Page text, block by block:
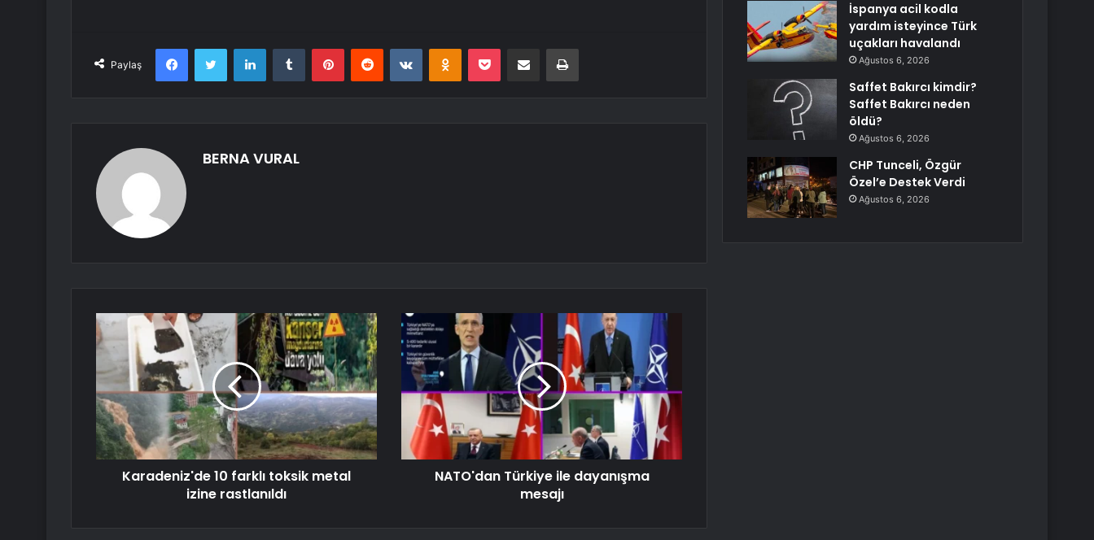
Paylaş
FacebookTwitter LinkedInTumblr PinterestReddit VKontakteOdnoklassniki
Pocket E-Posta ile paylaş Yazdır
BERNA VURAL
Karadeniz'de 10 farklı toksik metal
izine rastlanıldı
NATO'dan Türkiye ile dayanışma
mesajı
İspanya acil kodla
yardım isteyince Türk
uçakları havalandı
Ağustos 6, 2026
Saffet Bakırcı kimdir?
Saffet Bakırcı neden
öldü?
Ağustos 6, 2026
CHP Tunceli, Özgür
Özel’e Destek Verdi
Ağustos 6, 2026